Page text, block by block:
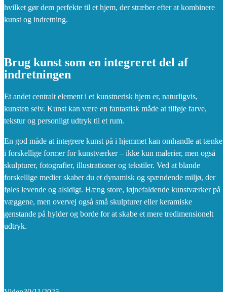
hvilket gør dem perfekte til et hjem, der stræber efter at kombinere
kunst og indretning.
Brug kunst som en integreret del af
indretningen
Et andet centralt element i et kunstnerisk hjem er, naturligvis,
kunsten selv. Kunst kan være en fantastisk måde at tilføje farve,
tekstur og personligt udtryk til et rum.
En god måde at integrere kunst på i hjemmet kan omhandle at tænke
i forskellige former for kunstværker – ikke kun malerier, men også
skulpturer, fotografier, illustrationer og tekstiler. Ved at blande
forskellige medier skaber du et dynamisk og spændende miljø, der
føles levende og alsidigt. Hæng store, iøjnefaldende kunstværker på
væggene, men overvej også små skulpturer eller keramiske
genstande på hylder og borde for at skabe et mere tredimensionelt
udtryk.